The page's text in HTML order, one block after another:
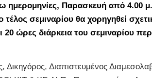
ημερομηνίες, Παρασκευή από 4.00
σεμιναρίου θα χορηγηθεί
ώρες διάρκεια του σεμιναρίου
Διαπιστευμένος